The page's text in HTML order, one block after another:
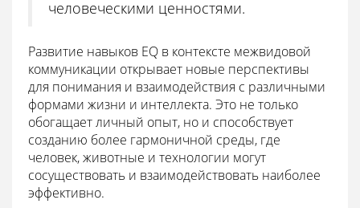
человеческими ценностями.
Развитие навыков EQ в контексте межвидовой
коммуникации открывает новые перспективы
для понимания и взаимодействия с различными
формами жизни и интеллекта. Это не только
обогащает личный опыт, но и способствует
созданию более гармоничной среды, где
человек, животные и технологии могут
сосуществовать и взаимодействовать наиболее
эффективно.